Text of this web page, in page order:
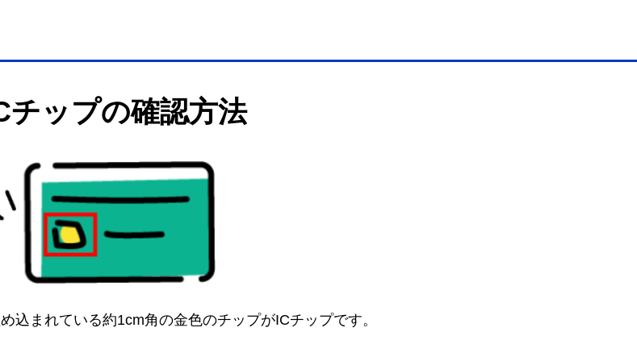
チップの確認方法
込まれている約1cm角の金色のチップがICチップです。